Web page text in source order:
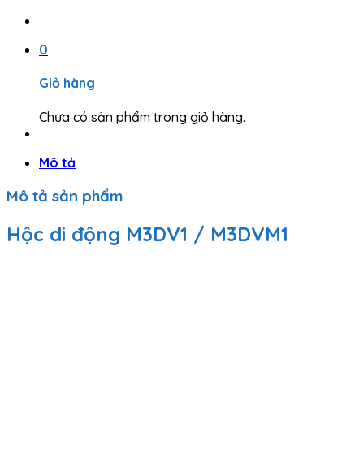
0
Giỏ hàng
Chưa có sản phẩm trong giỏ hàng.
Mô tả
Mô tả sản phẩm
Hộc di động M3DV1 / M3DVM1